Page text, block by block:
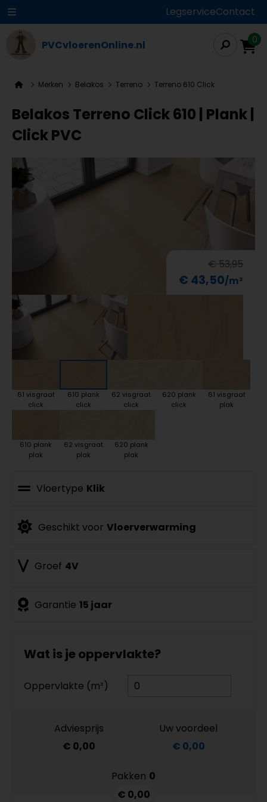
LegserviceContact
PVCvloerenOnline.nl 0
Merken Belakos Terreno Terreno 610 Click
Belakos Terreno Click 610 | Plank |
Click PVC
€ 53,95
€ 43,50
61 visgraat
click
610 plank
click
62 visgraat
click
620 plank
click
61 visgraat
plak
610 plank
plak
62 visgraat
plak
620 plank
plak
Vloertype Klik
Geschikt voor Vloerverwarming
Groef 4V
Garantie 15 jaar
Wat is je oppervlakte?
Oppervlakte (m²)
Adviesprijs
€ 0,00
Uw voordeel
€ 0,00
Pakken 0
€ 0,00